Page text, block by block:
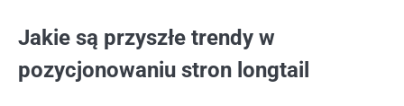
Jakie są przyszłe trendy w
pozycjonowaniu stron longtail